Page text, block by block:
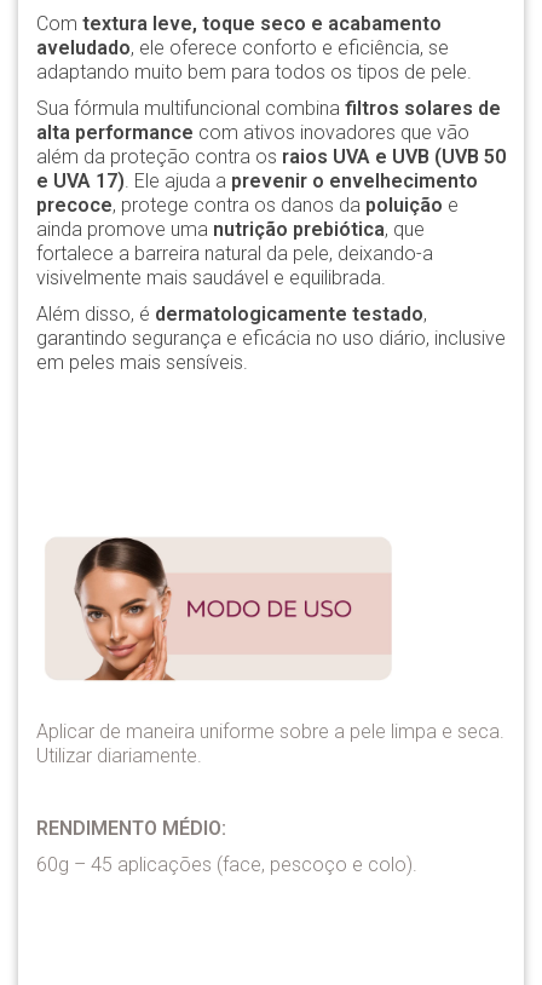
Com textura leve, toque seco e acabamento
aveludado, ele oferece conforto e eficiência, se
adaptando muito bem para todos os tipos de pele.
Sua fórmula multifuncional combina filtros solares de
alta performance com ativos inovadores que vão
além da proteção contra os raios UVA e UVB (UVB 50
e UVA 17). Ele ajuda a prevenir o envelhecimento
precoce, protege contra os danos da poluição e
ainda promove uma nutrição prebiótica, que
fortalece a barreira natural da pele, deixando-a
visivelmente mais saudável e equilibrada.
Além disso, é dermatologicamente testado,
garantindo segurança e eficácia no uso diário, inclusive
em peles mais sensíveis.
Aplicar de maneira uniforme sobre a pele limpa e seca.
Utilizar diariamente.
RENDIMENTO MÉDIO:
60g – 45 aplicações (face, pescoço e colo).